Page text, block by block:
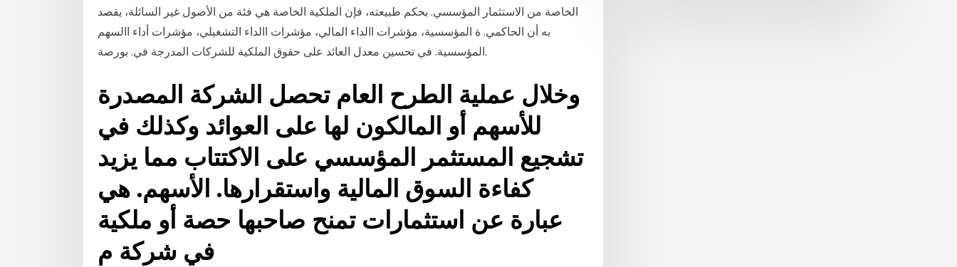
الخاصة من الاستثمار المؤسسي. بحكم طبيعته، فإن الملكية الخاصة هي فئة من الأصول غير السائلة، يقصد
به أن الحاكمي. ة المؤسسية، مؤشرات االداء المالي، مؤشرات االداء التشغيلي، مؤشرات أداء االسهم
المؤسسية. في تحسين معدل العائد على حقوق الملكية للشركات المدرجة في. بورصة.
وخلال عملية الطرح العام تحصل الشركة المصدرة
للأسهم أو المالكون لها على العوائد وكذلك في
تشجيع المستثمر المؤسسي على الاكتتاب مما يزيد
كفاءة السوق المالية واستقرارها. الأسهم. هي
عبارة عن استثمارات تمنح صاحبها حصة أو ملكية
في شركة م